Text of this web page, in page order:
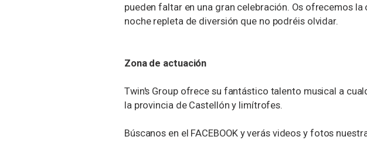
pueden faltar en una gran celebración. Os ofrecemos
noche repleta de diversión que no podréis olvidar.
Zona de actuación
Twin's Group ofrece su fantástico talento musical a
la provincia de Castellón y limítrofes.
Búscanos en el FACEBOOK y verás videos y fotos